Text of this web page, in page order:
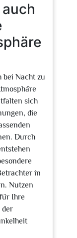
bei Nacht zu
sich
die
Durch
in
Nutzen
Ihre
der